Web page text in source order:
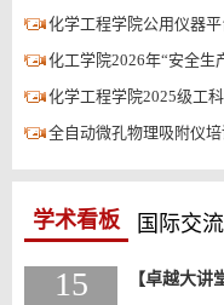
化学工程学院公用仪器
全自动微孔物理吸附仪培
学术看板 国际交流
15 【卓越大讲